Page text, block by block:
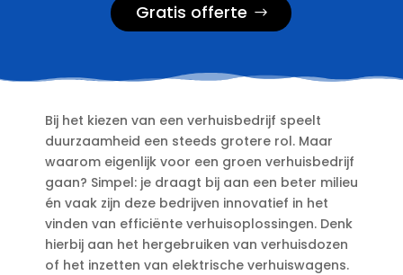
Gratis offerte
Bij het kiezen van een verhuisbedrijf speelt
duurzaamheid een steeds grotere rol.​ Maar
waarom eigenlijk voor een groen verhuisbedrijf
gaan? Simpel: je draagt bij aan een beter milieu
én vaak zijn deze bedrijven innovatief in het
vinden van efficiënte verhuisoplossingen.​ Denk
hierbij aan het hergebruiken van verhuisdozen
of het inzetten van elektrische verhuiswagens.​